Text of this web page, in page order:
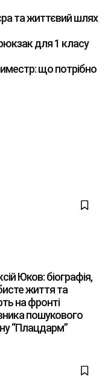
та життєвий шлях
для 1 класу
що потрібно
Юков: біографія,
життя та
на фронті
пошукового
“Плацдарм”